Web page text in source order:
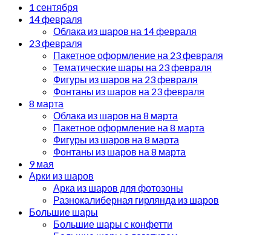
1 сентября
14 февраля
Облака из шаров на 14 февраля
23 февраля
Пакетное оформление на 23 февраля
Тематические шары на 23 февраля
Фигуры из шаров на 23 февраля
Фонтаны из шаров на 23 февраля
8 марта
Облака из шаров на 8 марта
Пакетное оформление на 8 марта
Фигуры из шаров на 8 марта
Фонтаны из шаров на 8 марта
9 мая
Арки из шаров
Арка из шаров для фотозоны
Разнокалиберная гирлянда из шаров
Большие шары
Большие шары с конфетти